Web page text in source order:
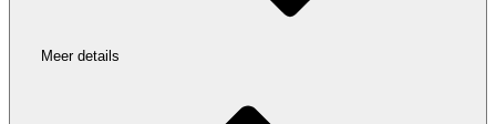
Meer details